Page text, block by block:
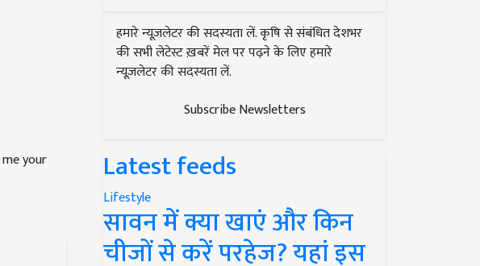
me your
हमारे न्यूज़लेटर की सदस्यता लें. कृषि से संबंधित देशभर
की सभी लेटेस्ट ख़बरें मेल पर पढ़ने के लिए हमारे
न्यूज़लेटर की सदस्यता लें.
Subscribe Newsletters
Latest feeds
Lifestyle
सावन में क्या खाएं और किन
चीजों से करें परहेज? यहां इस